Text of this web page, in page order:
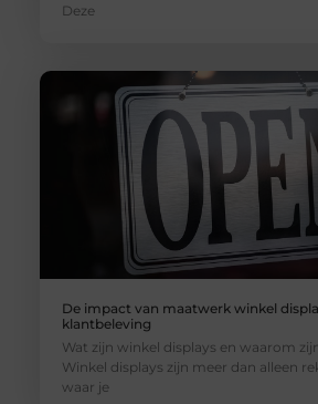
Deze
De impact van maatwerk winkel
klantbeleving
Wat zijn winkel displays en waarom
Winkel displays zijn meer dan alleen
waar je